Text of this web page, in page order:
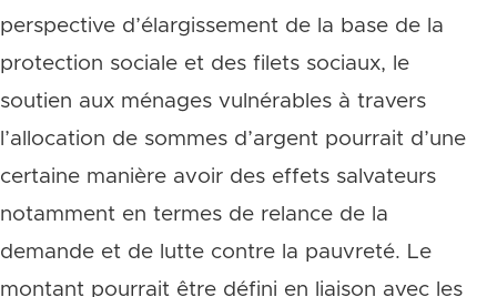
perspective d’élargissement de la base de la
protection sociale et des filets sociaux, le
soutien aux ménages vulnérables à travers
l’allocation de sommes d’argent pourrait d’une
certaine manière avoir des effets salvateurs
notamment en termes de relance de la
demande et de lutte contre la pauvreté. Le
montant pourrait être défini en liaison avec les